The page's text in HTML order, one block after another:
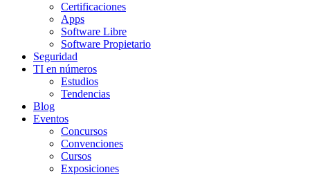
Certificaciones
Apps
Software Libre
Software Propietario
Seguridad
TI en números
Estudios
Tendencias
Blog
Eventos
Concursos
Convenciones
Cursos
Exposiciones